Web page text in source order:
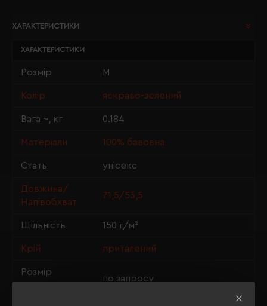
ХАРАКТЕРИСТИКИ
ХАРАКТЕРИСТИКИ
Розмір M
Колір яскраво-зелений
Вага ~, кг 0.184
Матеріали 100% бавовна
Стать унісекс
Довжина/
Напівобхват
71,5/53,5
Щільність 150 г/м²
Крій приталений
Розмір
нанесення
по запросу